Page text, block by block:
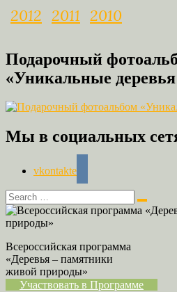
2012 2011 2010
Подарочный
«Уникальные
Мы в социальных
vkontakte
Всероссийская программа
«Деревья – памятники
живой природы»
Участвовать в Программе